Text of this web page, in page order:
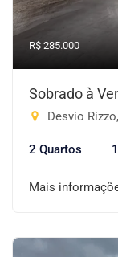
R$ 285.000
Sobrado à
Desvio
2 Quartos
Mais